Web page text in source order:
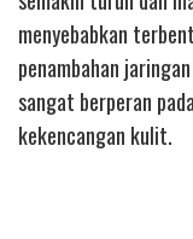
menyebabkan
penambahan
sangat berperan
kekencangan kulit.